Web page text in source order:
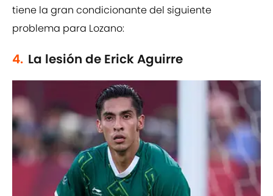
tiene la gran condicionante del siguiente
problema para Lozano:
4. La lesión de Erick Aguirre